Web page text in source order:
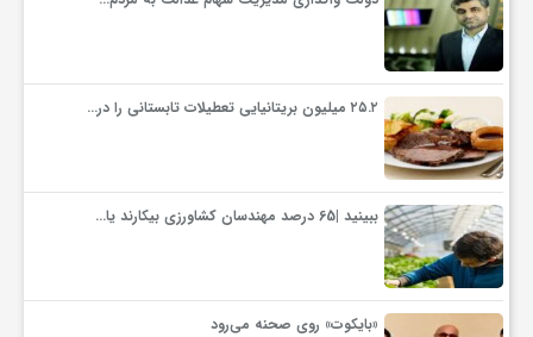
۲۵.۲ میلیون بریتانیایی تعطیلات تابستانی را در…
ببینید |65 درصد مهندسان کشاورزی بیکارند یا…
«بایکوت» روی صحنه می‌رود